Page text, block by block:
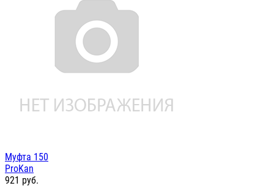
Муфта 150
ProKan
921 руб.